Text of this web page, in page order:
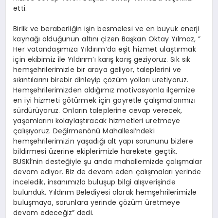
etti.
Birlik ve beraberliğin işin besmelesi ve en büyük enerji
kaynağı olduğunun altını çizen Başkan Oktay Yılmaz, ”
Her vatandaşımıza Yıldırım’da eşit hizmet ulaştırmak
için ekibimiz ile Yıldırım’ı karış karış geziyoruz. Sık sık
hemşehrilerimizle bir araya geliyor, taleplerini ve
sıkıntılarını birebir dinleyip çözüm yolları üretiyoruz.
Hemşehrilerimizden aldığımız motivasyonla ilçemize
en iyi hizmeti götürmek için gayretle çalışmalarımızı
sürdürüyoruz. Onların taleplerine cevap verecek,
yaşamlarını kolaylaştıracak hizmetleri üretmeye
çalışıyoruz. Değirmenönü Mahallesi’ndeki
hemşehrilerimizin yaşadığı alt yapı sorununu bizlere
bildirmesi üzerine ekiplerimizle harekete geçtik.
BUSKİ’nin desteğiyle şu anda mahallemizde çalışmalar
devam ediyor. Biz de devam eden çalışmaları yerinde
inceledik, insanımızla buluşup bilgi alışverişinde
bulunduk. Yıldırım Belediyesi olarak hemşehrilerimizle
buluşmaya, sorunlara yerinde çözüm üretmeye
devam edeceğiz” dedi.